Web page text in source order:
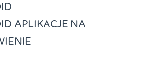
APLIKACJE NA